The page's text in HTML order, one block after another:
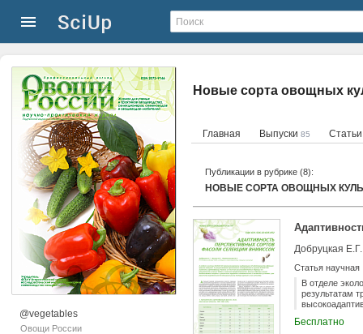
@vegetables
Овощи России
Новые сорта овощных
Главная Выпуски 85
Публикации в рубрике (8):
НОВЫЕ СОРТА ОВОЩНЫХ
Добруцкая
Статья научная
В отделе
результатам
агротехнике
Бесплатно